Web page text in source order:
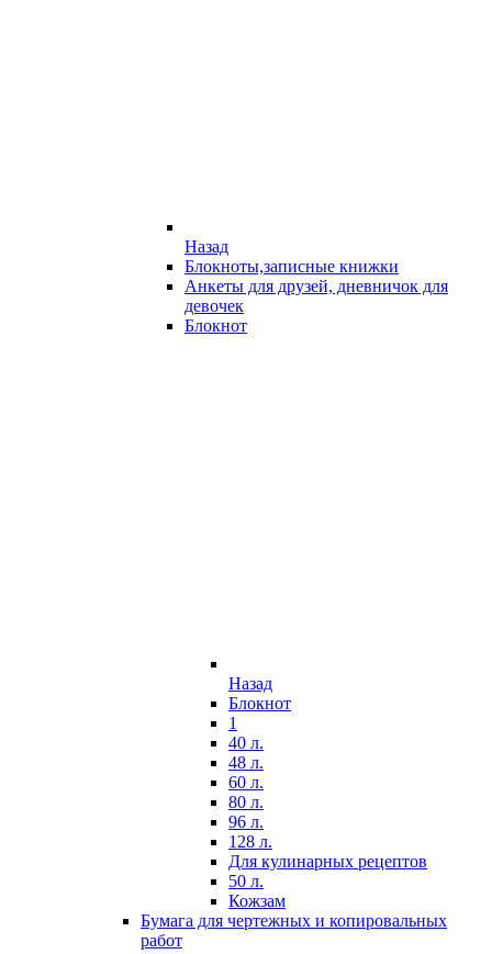
Назад
Блокноты,записные книжки
Анкеты для друзей, дневничок для
девочек
Блокнот
Назад
Блокнот
1
40 л.
48 л.
60 л.
80 л.
96 л.
128 л.
Для кулинарных рецептов
50 л.
Кожзам
Бумага для чертежных и копировальных
работ